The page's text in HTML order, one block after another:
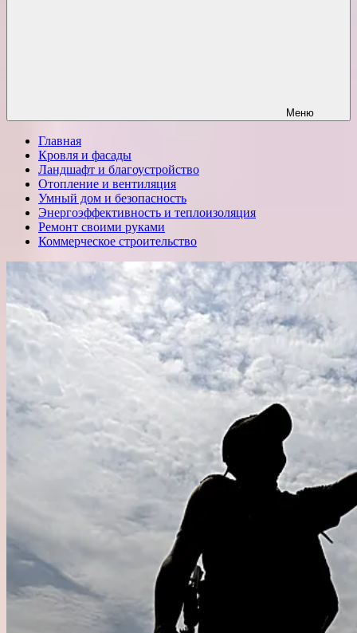
Меню
Главная
Кровля и фасады
Ландшафт и благоустройство
Отопление и вентиляция
Умный дом и безопасность
Энергоэффективность и теплоизоляция
Ремонт своими руками
Коммерческое строительство